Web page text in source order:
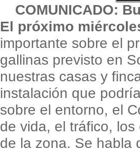
COMUNICADO:
El próximo
importante sobre el
gallinas previsto en
nuestras casas y
instalación que
sobre el entorno, el
de vida, el tráfico,
de la zona. Se